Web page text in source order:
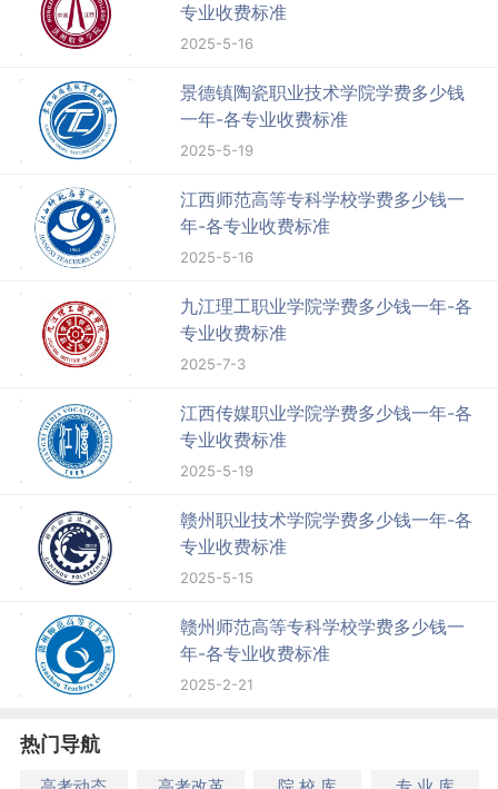
专业收费标准
2025-5-16
景德镇陶瓷职业技术学院学费多少钱
一年-各专业收费标准
2025-5-19
江西师范高等专科学校学费多少钱一
年-各专业收费标准
2025-5-16
九江理工职业学院学费多少钱一年-各
专业收费标准
2025-7-3
江西传媒职业学院学费多少钱一年-各
专业收费标准
2025-5-19
赣州职业技术学院学费多少钱一年-各
专业收费标准
2025-5-15
赣州师范高等专科学校学费多少钱一
年-各专业收费标准
2025-2-21
热门导航